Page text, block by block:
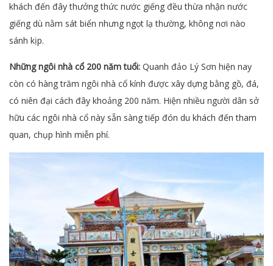
khách đến đây thưởng thức nước giếng đều thừa nhận nước
giếng dù nằm sát biển nhưng ngọt lạ thường, không nơi nào
sánh kịp.
Những ngôi nhà cổ 200 năm tuổi: Quanh đảo Lý Sơn hiện nay
còn có hàng trăm ngôi nhà cổ kính được xây dựng bằng gồ, đá,
có niên đại cách đây khoảng 200 năm. Hiện nhiều người dân sở
hữu các ngôi nhà cổ này sẵn sàng tiếp đón du khách đến tham
quan, chụp hình miễn phí.